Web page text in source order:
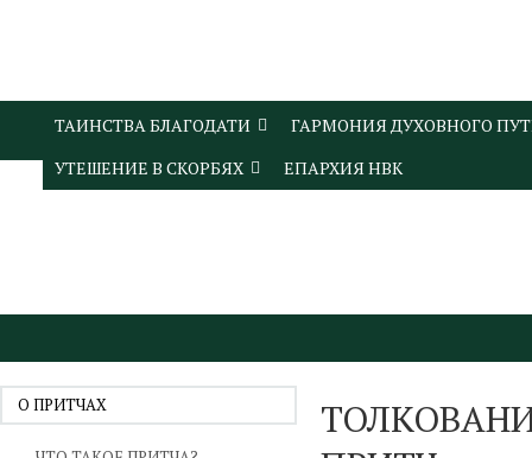
ТАИНСТВА БЛАГОДАТИ
ГАРМОНИЯ ДУХОВНОГО
УТЕШЕНИЕ В СКОРБЯХ
ЕПАРХИЯ НВК
О ПРИТЧАХ